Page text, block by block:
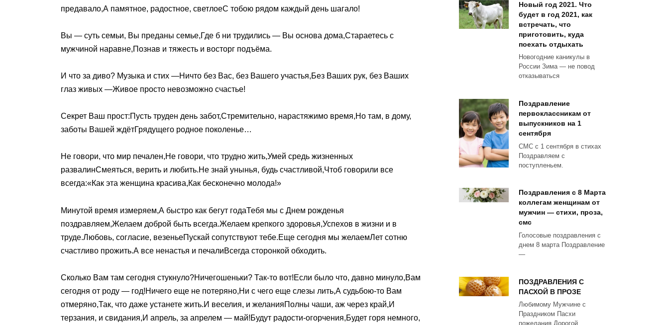
предавало,А памятное, радостное, светлоеС тобою рядом каждый день шагало!
Вы — суть семьи, Вы преданы семье,Где б ни трудились — Вы основа дома,Стараетесь с
мужчиной наравне,Познав и тяжесть и восторг подъёма.
И что за диво? Музыка и стих —Ничто без Вас, без Вашего участья,Без Ваших рук, без Ваших
глаз живых —Живое просто невозможно счастье!
Секрет Ваш прост:Пусть труден день забот,Стремительно, нарастяжимо время,Но там, в дому,
заботы Вашей ждётГрядущего родное поколенье…
Не говори, что мир печален,Не говори, что трудно жить,Умей средь жизненных
развалинСмеяться, верить и любить.Не знай унынья, будь счастливой,Чтоб говорили все
всегда:«Как эта женщина красива,Как бесконечно молода!»
Минутой время измеряем,А быстро как бегут годаТебя мы с Днем рожденья
поздравляем,Желаем доброй быть всегда.Желаем крепкого здоровья,Успехов в жизни и в
труде.Любовь, согласие, везеньеПускай сопутствуют тебе.Еще сегодня мы желаемЛет сотню
счастливо прожить.А все ненастья и печалиВсегда сторонкой обходить.
Сколько Вам там сегодня стукнуло?Ничегошеньки? Так-то вот!Если было что, давно минуло,Вам
сегодня от роду — год!Ничего еще не потеряно,Ни с чего еще слезы лить,А судьбою-то Вам
отмеряно,Так, что даже устанете жить.И веселия, и желанияПолны чаши, аж через край,И
терзания, и свидания,И апрель, за апрелем — май!Будут радости-огорчения,Будет горя немного,
Новый год 2021. Что
будет в год 2021, как
встречать, что
приготовить, куда
поехать отдыхать
Новогодние каникулы в
России Зима — не повод
отказываться
Поздравление
первоклассникам от
выпускников на 1
сентября
СМС с 1 сентября в стихах
Поздравляем с
поступленьем.
Поздравления с 8 Марта
коллегам женщинам от
мужчин — стихи, проза,
смс
Голосовые поздравления с
днем 8 марта Поздравление
—
ПОЗДРАВЛЕНИЯ С
ПАСХОЙ В ПРОЗЕ
Любимому Мужчине с
Праздником Пасхи
пожелания Дорогой